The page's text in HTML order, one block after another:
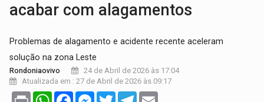
acabar com alagamentos
Problemas de alagamento e acidente recente aceleram
solução na zona Leste
Rondoniaovivo
24 de Abril de 2026 às 17:04
Atualizada em : 27 de Abril de 2026 às 09:17
Print WhatsAppFacebookMessenger
TwitterTelegram